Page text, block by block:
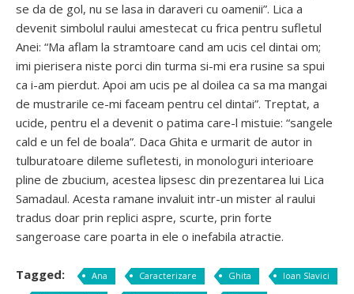
se da de gol, nu se lasa in daraveri cu oamenii”. Lica a
devenit simbolul raului amestecat cu frica pentru sufletul
Anei: “Ma aflam la stramtoare cand am ucis cel dintai om;
imi pierisera niste porci din turma si-mi era rusine sa spui
ca i-am pierdut. Apoi am ucis pe al doilea ca sa ma mangai
de mustrarile ce-mi faceam pentru cel dintai”. Treptat, a
ucide, pentru el a devenit o patima care-l mistuie: “sangele
cald e un fel de boala”. Daca Ghita e urmarit de autor in
tulburatoare dileme sufletesti, in monologuri interioare
pline de zbucium, acestea lipsesc din prezentarea lui Lica
Samadaul. Acesta ramane invaluit intr-un mister al raului
tradus doar prin replici aspre, scurte, prin forte
sangeroase care poarta in ele o inefabila atractie.
Tagged: Ana Caracterizare Ghita
Ioan Slavici